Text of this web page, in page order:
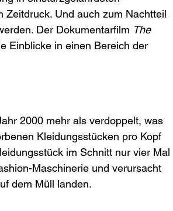
Zeitdruck. Und auch zum Nachtteil
Der Dokumentarfilm The
Einblicke in einen Bereich der
2000 mehr als verdoppelt, was
Kleidungsstücken pro Kopf
im Schnitt nur vier Mal
Maschinerie und verursacht
dem Müll landen.